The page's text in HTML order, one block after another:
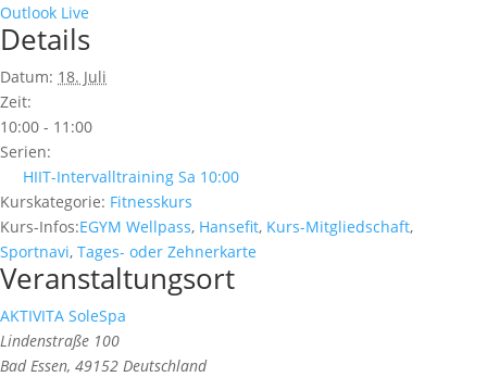
Outlook Live
Details
Datum: 18. Juli
Zeit:
10:00 - 11:00
Serien:
HIIT-Intervalltraining Sa 10:00
Kurskategorie: Fitnesskurs
Kurs-Infos:EGYM Wellpass, Hansefit, Kurs-Mitgliedschaft,
Sportnavi, Tages- oder Zehnerkarte
Veranstaltungsort
AKTIVITA SoleSpa
Lindenstraße 100
Bad Essen, 49152 Deutschland